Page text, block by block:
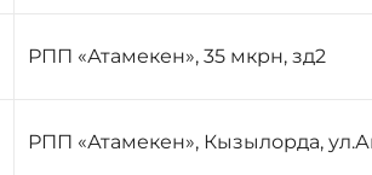
РПП «Атамекен», 35 мкрн, зд2
РПП «Атамекен», Кызылорда,